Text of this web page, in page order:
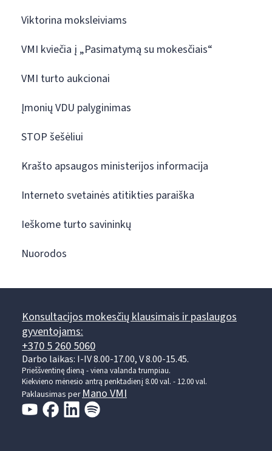
Viktorina moksleiviams
VMI kviečia į „Pasimatymą su mokesčiais“
VMI turto aukcionai
Įmonių VDU palyginimas
STOP šešėliui
Krašto apsaugos ministerijos informacija
Interneto svetainės atitikties paraiška
Ieškome turto savininkų
Nuorodos
Konsultacijos mokesčių klausimais ir paslaugos
gyventojams:
+370 5 260 5060
Darbo laikas: I-IV 8.00-17.00, V 8.00-15.45.
Prieššventinę dieną - viena valanda trumpiau.
Kiekvieno mėnesio antrą penktadienį 8.00 val. - 12.00 val.
Paklausimas perMano VMI